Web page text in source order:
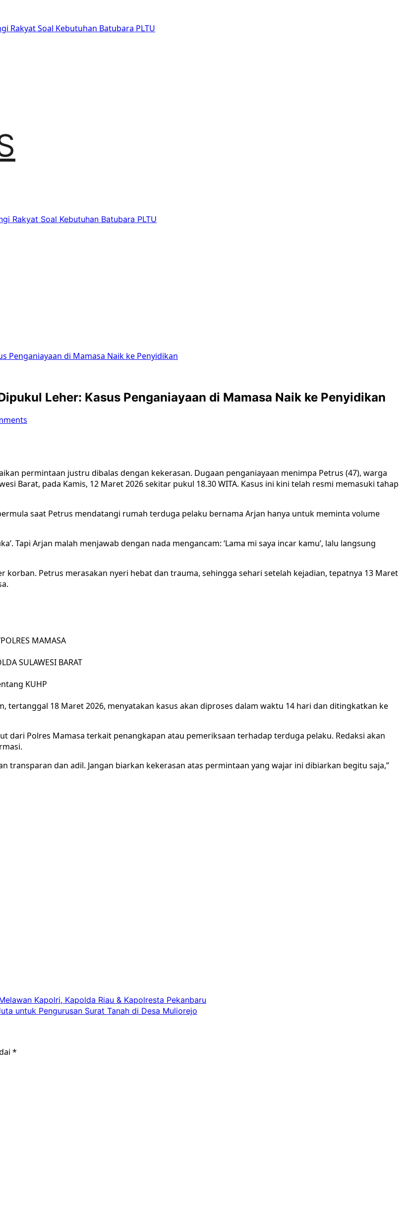
Rakyat Soal Kebutuhan Batubara PLTU
Rakyat Soal Kebutuhan Batubara PLTU
Penganiayaan di Mamasa Naik ke Penyidikan
Leher: Kasus Penganiayaan di Mamasa Naik ke Penyidikan
permintaan justru dibalas dengan kekerasan. Dugaan penganiayaan menimpa Petrus (47), warga
Barat, pada Kamis, 12 Maret 2026 sekitar pukul 18.30 WITA. Kasus ini kini telah resmi memasuki tahap
saat Petrus mendatangi rumah terduga pelaku bernama Arjan hanya untuk meminta volume
Tapi Arjan malah menjawab dengan nada mengancam: ‘Lama mi saya incar kamu’, lalu langsung
Petrus merasakan nyeri hebat dan trauma, sehingga sehari setelah kejadian, tepatnya 13 Maret
MAMASA
SULAWESI BARAT
KUHP
tertanggal 18 Maret 2026, menyatakan kasus akan diproses dalam waktu 14 hari dan ditingkatkan ke
Polres Mamasa terkait penangkapan atau pemeriksaan terhadap terduga pelaku. Redaksi akan
transparan dan adil. Jangan biarkan kekerasan atas permintaan yang wajar ini dibiarkan begitu saja,”
Kapolri, Kapolda Riau & Kapolresta Pekanbaru
untuk Pengurusan Surat Tanah di Desa Muliorejo
*